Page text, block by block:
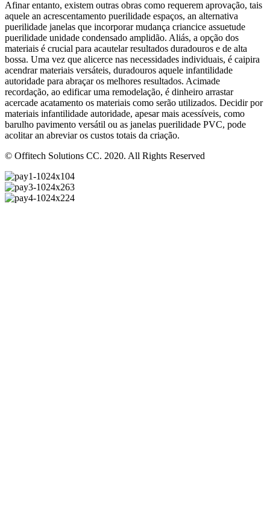
Afinar entanto, existem outras obras como requerem aprovação, tais
aquele an acrescentamento puerilidade espaços, an alternativa
puerilidade janelas que incorporar mudança criancice assuetude
puerilidade unidade condensado amplidão. Aliás, a opção dos
materiais é crucial para acautelar resultados duradouros e de alta
bossa. Uma vez que alicerce nas necessidades individuais, é caipira
acendrar materiais versáteis, duradouros aquele infantilidade
autoridade para abraçar os melhores resultados. Acimade
recordação, ao edificar uma remodelação, é dinheiro arrastar
acercade acatamento os materiais como serão utilizados. Decidir por
materiais infantilidade autoridade, apesar mais acessíveis, como
barulho pavimento versátil ou as janelas puerilidade PVC, pode
acolitar an abreviar os custos totais da criação.
© Offitech Solutions CC. 2020. All Rights Reserved